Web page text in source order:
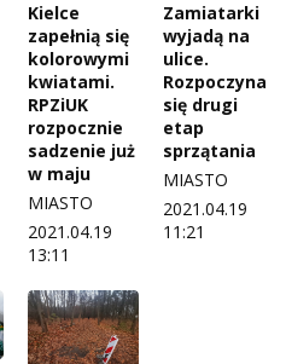
Kielce
zapełnią się
kolorowymi
kwiatami.
RPZiUK
rozpocznie
sadzenie już
w maju
MIASTO
2021.04.19
13:11
Zamiatarki
wyjadą na
ulice.
Rozpoczyna
się drugi
etap
sprzątania
MIASTO
2021.04.19
11:21